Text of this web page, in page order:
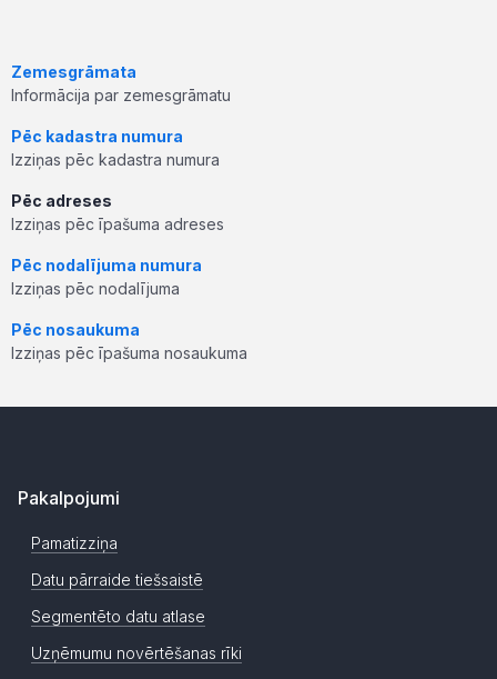
Zemesgrāmata
Informācija par zemesgrāmatu
Pēc kadastra numura
Izziņas pēc kadastra numura
Pēc adreses
Izziņas pēc īpašuma adreses
Pēc nodalījuma numura
Izziņas pēc nodalījuma
Pēc nosaukuma
Izziņas pēc īpašuma nosaukuma
Pakalpojumi
Pamatizziņa
Datu pārraide tiešsaistē
Segmentēto datu atlase
Uzņēmumu novērtēšanas rīki